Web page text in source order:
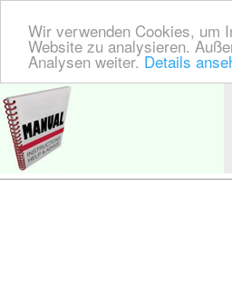
Wir verwenden Cookies, um
Website zu analysieren.
Analysen weiter. Details
BEDIENUNGSANLEITUNG | Hier finden Sie